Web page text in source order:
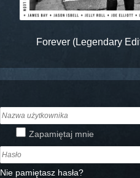
Forever (Legendary
Zapamiętaj mnie
Nie pamiętasz hasła?